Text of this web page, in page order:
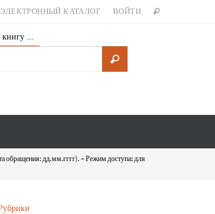
ЭЛЕКТРОННЫЙ КАТАЛОГ ВОЙТИ
книгу …
дд.мм.гггг). – Режим доступа: для